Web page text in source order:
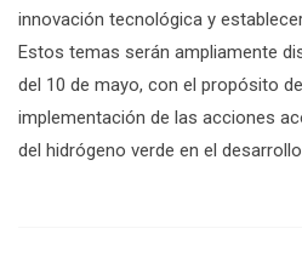
innovación tecnológica y
Estos temas serán ampliamente
del 10 de mayo, con el propósito
implementación de las acciones
del hidrógeno verde en el